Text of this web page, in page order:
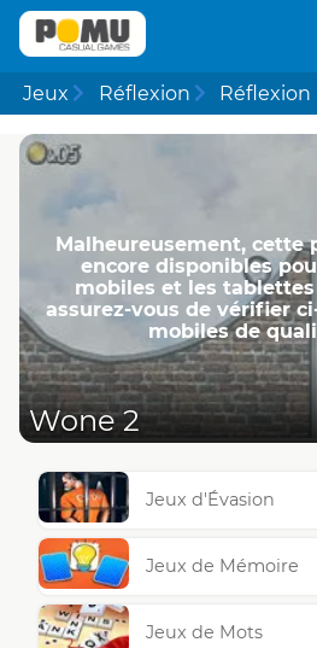
Jeux Réflexion Réflexion
Malheureusement, cette
encore disponibles
mobiles et les
assurez-vous de vérifier
mobiles de
Wone 2
Jeux d'Évasion
Jeux de Mémoire
Jeux de Mots